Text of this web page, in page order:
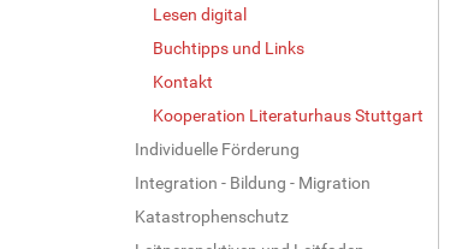
Lesen digital
Buchtipps und Links
Kontakt
Kooperation Literaturhaus Stuttgart
Individuelle Förderung
Integration - Bildung - Migration
Katastrophenschutz